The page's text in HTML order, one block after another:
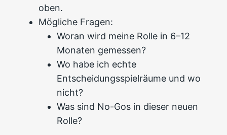
oben.
Mögliche Fragen:
Woran wird meine Rolle in 6–12
Monaten gemessen?
Wo habe ich echte
Entscheidungsspielräume und wo
nicht?
Was sind No-Gos in dieser neuen
Rolle?